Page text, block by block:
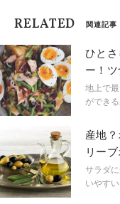
RELATED 関連記事
ひと
ー！
ルシ
地上で
ができ
＆ケイ
く、満
しもう。
産地
リー
ジン”
サラダ
いやす